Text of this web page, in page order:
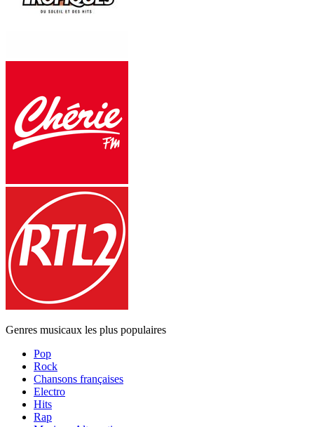
Genres musicaux les plus populaires
Pop
Rock
Chansons françaises
Electro
Hits
Rap